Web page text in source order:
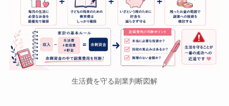
生活費を守る副業判断図解